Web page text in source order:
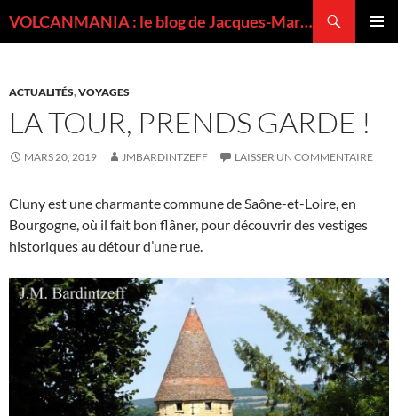
VOLCANMANIA : le blog de Jacques-Marie BARDINTZEFF, volcanologue
ACTUALITÉS,VOYAGES
LA TOUR, PRENDS GARDE !
MARS 20, 2019 JMBARDINTZEFF LAISSER UN COMMENTAIRE
Cluny est une charmante commune de Saône-et-Loire, en
Bourgogne, où il fait bon flâner, pour découvrir des vestiges
historiques au détour d’une rue.